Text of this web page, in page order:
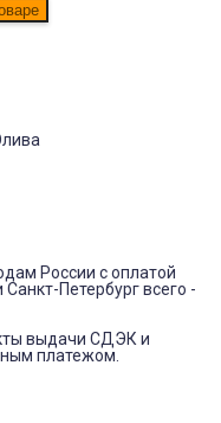
России с оплатой
Петербург всего -
выдачи СДЭК и
платежом.